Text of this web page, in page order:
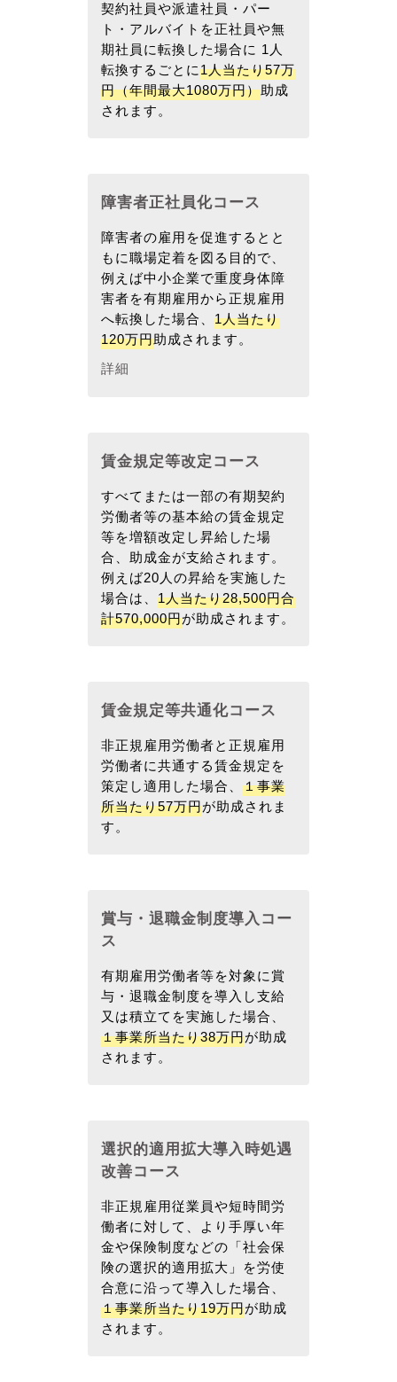
契約社員や派遣社員・パー
ト・アルバイトを正社員や無
期社員に転換した場合に 1人
転換するごとに1人当たり57万
円（年間最大1080万円）助成
されます。
障害者正社員化コース
障害者の雇用を促進するとと
もに職場定着を図る目的で、
例えば中小企業で重度身体障
害者を有期雇用から正規雇用
へ転換した場合、 1人当たり
120万円助成されます。
詳細
賃金規定等改定コース
すべてまたは一部の有期契約
労働者等の基本給の賃金規定
等を増額改定し昇給した場
合、助成金が支給されます。
例えば20人の昇給を実施した
場合は、 1人当たり28,500円合
計570,000円が助成されます。
賃金規定等共通化コース
非正規雇用労働者と正規雇用
労働者に共通する賃金規定を
策定し適用した場合、 １事業
所当たり57万円が助成されま
す。
賞与・退職金制度導入コー
ス
有期雇用労働者等を対象に賞
与・退職金制度を導入し支給
又は積立てを実施した場合、
１事業所当たり38万円が助成
されます。
選択的適用拡大導入時処遇
改善コース
非正規雇用従業員や短時間労
働者に対して、より手厚い年
金や保険制度などの「社会保
険の選択的適用拡大」を労使
合意に沿って導入した場合、
１事業所当たり19万円が助成
されます。